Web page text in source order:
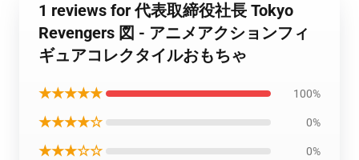
1 reviews for 代表取締役社長 Tokyo
Revengers 図 - アニメアクションフィ
ギュアコレクタイルおもちゃ
★★★★★ 100%
★★★★☆ 0%
★★★☆☆ 0%